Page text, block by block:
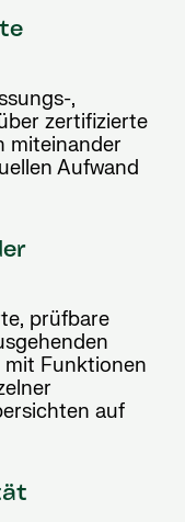
,
zertifizierte
miteinander
Aufwand
prüfbare
mit Funktionen
auf